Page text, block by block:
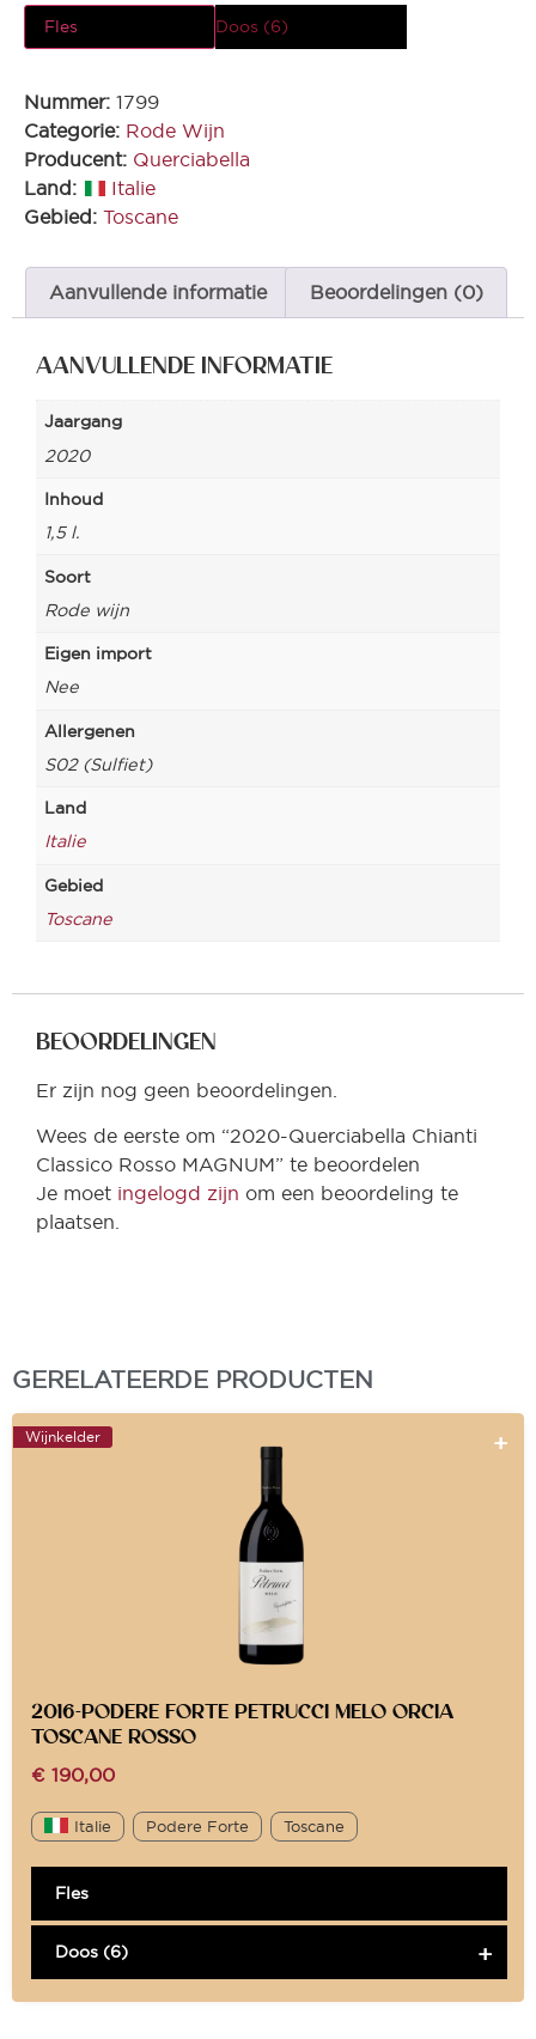
Fles Doos (6)
Nummer: 1799
Categorie: Rode Wijn
Producent: Querciabella
Land:
Italie
Gebied: Toscane
Aanvullende informatie Beoordelingen (0)
AANVULLENDE INFORMATIE
Jaargang
2020
Inhoud
1,5 l.
Soort
Rode wijn
Eigen import
Nee
Allergenen
S02 (Sulfiet)
Land
Italie
Gebied
Toscane
BEOORDELINGEN
Er zijn nog geen beoordelingen.
Wees de eerste om “2020-Querciabella Chianti
Classico Rosso MAGNUM” te beoordelen
Je moet ingelogd zijn om een beoordeling te
plaatsen.
GERELATEERDE PRODUCTEN
Wijnkelder
2016-PODERE FORTE PETRUCCI MELO ORCIA
TOSCANE ROSSO
€ 190,00
Italie Podere Forte Toscane
Fles
Doos (6)